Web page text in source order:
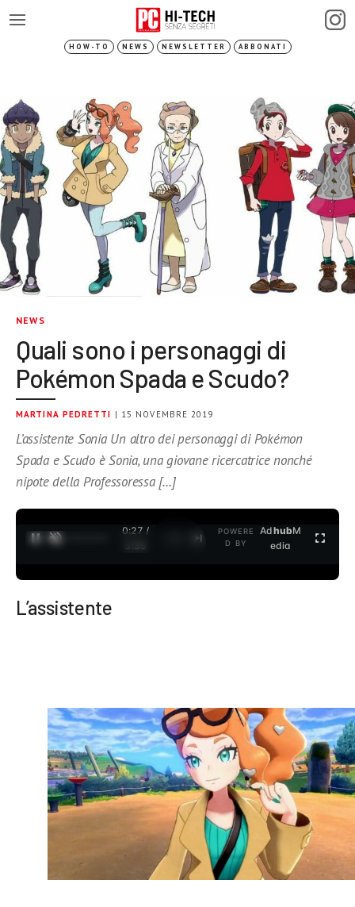
HOW-TO NEWS NEWSLETTER ABBONATI
NEWS
Quali sono i personaggi di
Pokémon Spada e Scudo?
MARTINA PEDRETTI | 15 NOVEMBRE 2019
L’assistente Sonia Un altro dei personaggi di Pokémon
Spada e Scudo è Sonia, una giovane ricercatrice nonché
nipote della Professoressa […]
0:27 /
3:35
POWERE
D BY
AdhubM
edia
L’assistente